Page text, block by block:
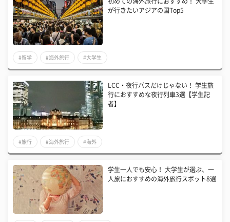
が行きたいアジアの国Top5
#留学 #海外旅行 #大学生
LCC・夜行バスだけじゃない！ 学生旅
行におすすめな夜行列車3選【学生記
者】
#旅行 #海外旅行 #海外
学生一人でも安心！ 大学生が選ぶ、一
人旅におすすめの海外旅行スポット8選